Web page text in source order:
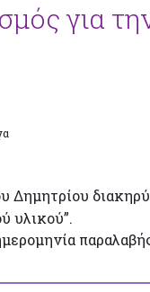
για
Δημητρίου
υλικού”.